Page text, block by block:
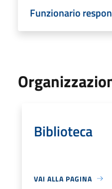
Funzionario
Biblioteca
VAI ALLA PAGINA